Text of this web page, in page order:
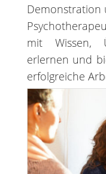
Demonstration
mit Wissen,
erlernen und
erfolgreiche